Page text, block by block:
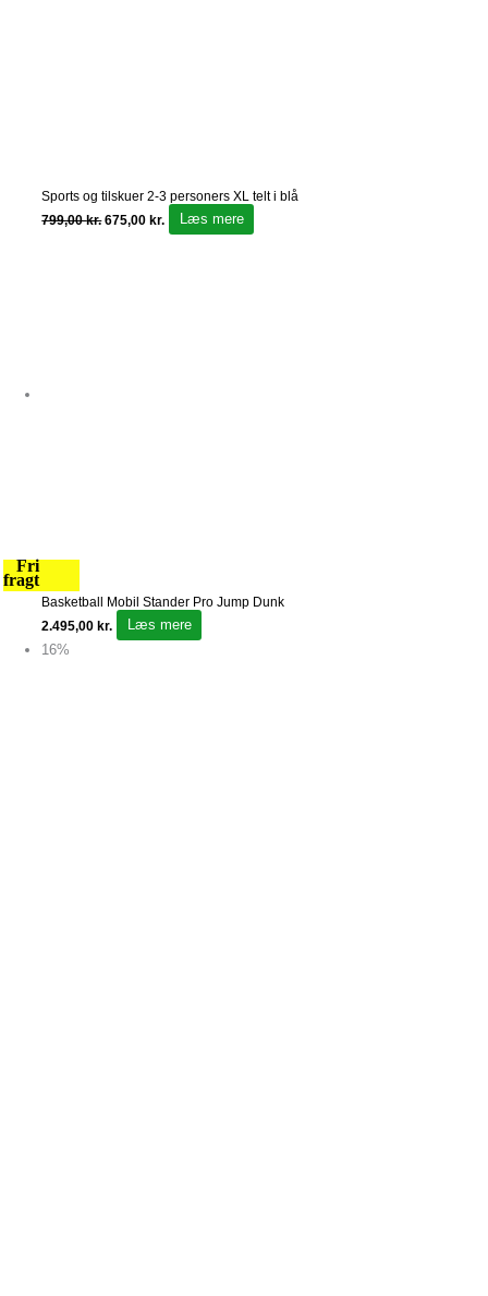
Sports og tilskuer 2-3 personers XL telt i blå
799,00kr. 675,00kr. Læs mere
Fri
fragt
Basketball Mobil Stander Pro Jump Dunk
2.495,00kr.
Læs mere
16%